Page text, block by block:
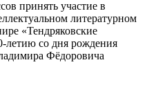
принять участие в
литературном
«Тендряковские
летию со дня рождения
Фёдоровича